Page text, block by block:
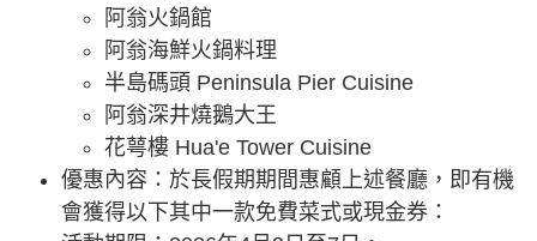
阿翁火鍋館
阿翁海鮮火鍋料理
半島碼頭 Peninsula Pier Cuisine
阿翁深井燒鵝大王
花萼樓 Hua'e Tower Cuisine
優惠內容：於長假期期間惠顧上述餐廳，即有機
會獲得以下其中一款免費菜式或現金券：